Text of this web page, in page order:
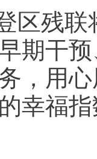
区残
期干
，用
幸福